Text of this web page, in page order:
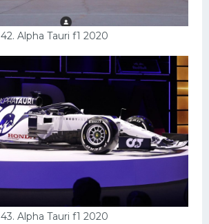
42. Alpha Tauri f1 2020
43. Alpha Tauri f1 2020